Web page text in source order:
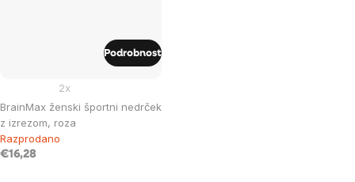
BrainMax ženski športni nedrček
z izrezom, roza
2x
Razprodano
€16,28
Podrobnost